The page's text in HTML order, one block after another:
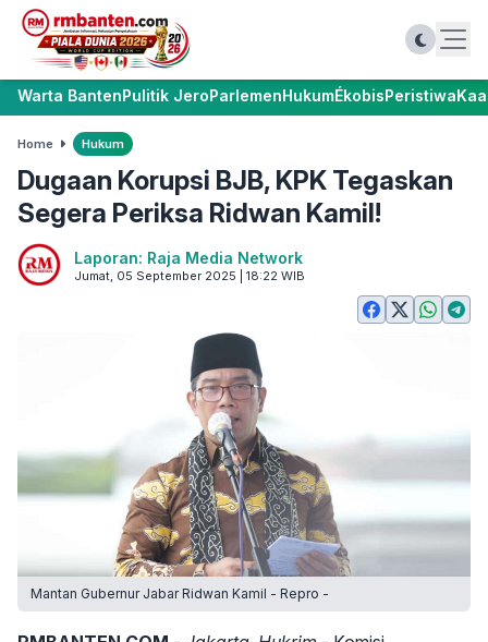
Warta BantenPulitik JeroParlemenHukumÉkobisPeristiwa
Home Hukum
Dugaan Korupsi BJB, KPK Tegaskan
Segera Periksa Ridwan Kamil!
Laporan: Raja Media Network
Jumat, 05 September 2025 | 18:22 WIB
Mantan Gubernur Jabar Ridwan Kamil - Repro -